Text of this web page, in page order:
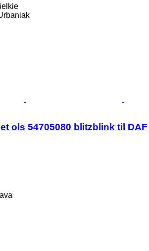
ols 54705080 blitzblink til DAF